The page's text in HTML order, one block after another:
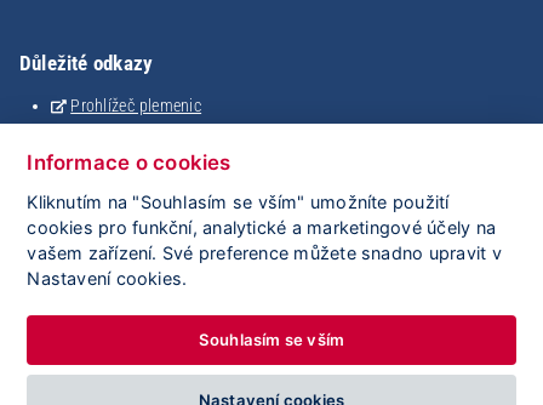
Důležité odkazy
Prohlížeč plemenic
Analýza stáda
eSkot
iGenetika
ClouDNA
ČMSCH
Plemdat
Informace o cookies
Kliknutím na "Souhlasím se vším" umožníte použití
cookies pro funkční, analytické a marketingové účely na
vašem zařízení. Své preference můžete snadno upravit v
Nastavení cookies.
Souhlasím se vším
Nastavení cookies